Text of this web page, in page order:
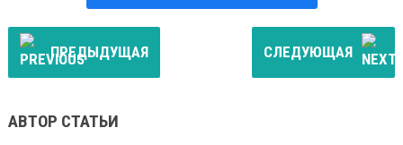
ПРЕДЫДУЩАЯ СЛЕДУЮЩАЯ
АВТОР СТАТЬИ